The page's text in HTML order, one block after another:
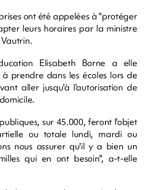
ont été appelées à "protéger
leurs horaires par la ministre
Elisabeth Borne a elle
prendre dans les écoles lors de
aller jusqu'à l'autorisation de
sur 45.000, feront l'objet
ou totale lundi, mardi ou
nous assurer qu'il y a bien un
qui en ont besoin", a-t-elle